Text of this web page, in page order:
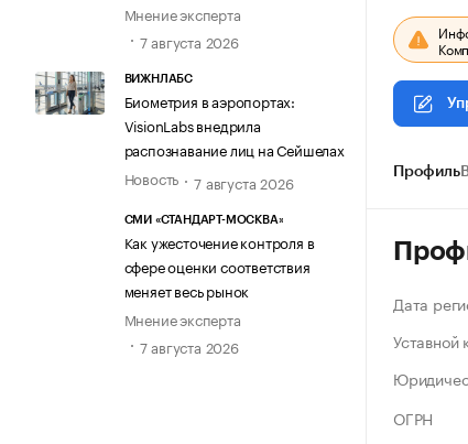
Мнение эксперта
7 августа 2026
ВИЖНЛАБС
Биометрия в аэропортах:
VisionLabs внедрила
распознавание лиц на Сейшелах
Новость
7 августа 2026
СМИ «СТАНДАРТ-МОСКВА»
Как ужесточение контроля в
сфере оценки соответствия
меняет весь рынок
Мнение эксперта
7 августа 2026
Профиль
Дата
Уставной
ОГРН